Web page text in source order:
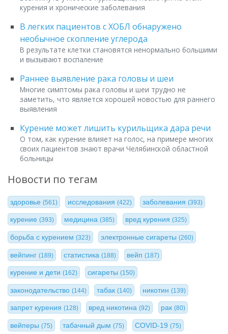
курения и хронические заболевания
В легких пациентов с ХОБЛ обнаружено
необычное скопление углерода
В результате клетки становятся ненормально большими
и вызывают воспаление
Раннее выявление рака головы и шеи
Многие симптомы рака головы и шеи трудно не
заметить, что является хорошей новостью для раннего
выявления
Курение может лишить курильщика дара речи
О том, как курение влияет на голос, на примере многих
своих пациентов знают врачи Челябинской областной
больницы
Новости по тегам
здоровье (561) исследования(422) заболевания (393)
курение (393) медицина(385) вред курения (325)
борьба с курением (323) электронные сигареты(260)
вейпинг (189) статистика(188) вейп (187)
курение и дети (162) сигареты(150)
законодательство (144) табак(140) никотин (139)
запрет курения (128) вред никотина(92) рак (80)
вейперы (75) табачный дым(75) COVID-19 (75)